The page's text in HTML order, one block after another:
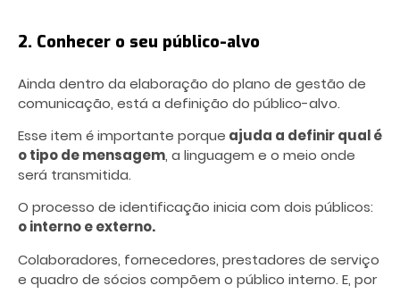
2. Conhecer o seu público-alvo
Ainda dentro da elaboração do plano de gestão de
comunicação, está a definição do público-alvo.
Esse item é importante porque ajuda a definir qual é
o tipo de mensagem, a linguagem e o meio onde
será transmitida.
O processo de identificação inicia com dois públicos:
o interno e externo.
Colaboradores, fornecedores, prestadores de serviço
e quadro de sócios compõem o público interno. E, por